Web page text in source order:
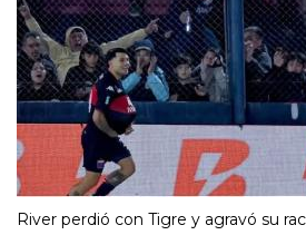
River perdió con Tigre y agravó su